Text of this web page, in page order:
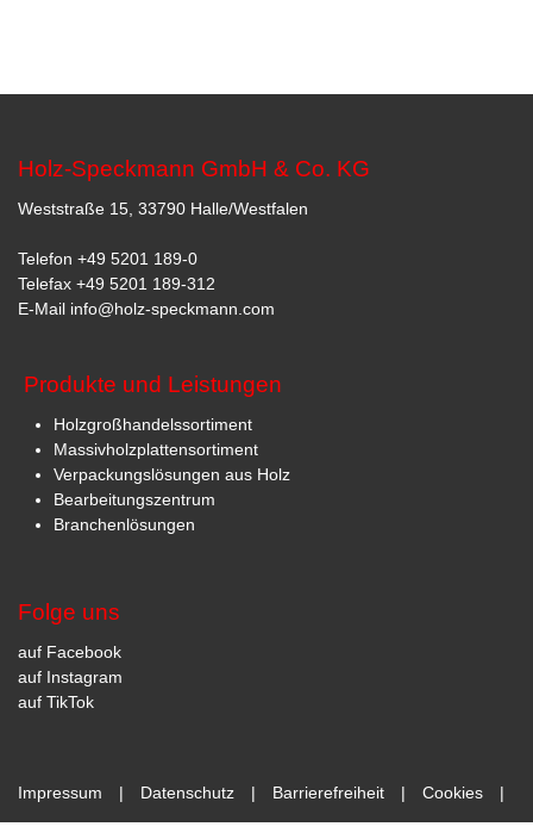
Holz-Speckmann GmbH & Co. KG
Weststraße 15, 33790 Halle/Westfalen
Telefon +49 5201 189-0
Telefax +49 5201 189-312
E-Mail info@holz-speckmann.com
Produkte und Leistungen
Holzgroßhandelssortiment
Massivholzplattensortiment
Verpackungslösungen aus Holz
Bearbeitungszentrum
Branchenlösungen
Folge uns
auf Facebook
auf Instagram
auf TikTok
Impressum | Datenschutz | Barrierefreiheit | Cookies
|